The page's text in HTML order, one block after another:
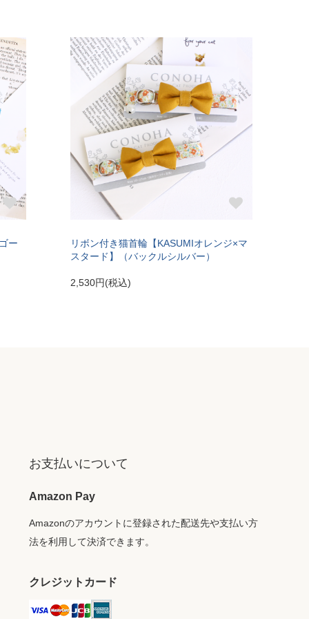
で28～37cmに調節可
7kg超えの大型の成猫
ー
リボン付き猫首輪【KASUMIオレンジ×マ
スタード】（バックルシルバー）
2,530円(税込)
お支払いについて
Amazon Pay
Amazonのアカウントに登録された配送先や支払い方
法を利用して決済できます。
クレジットカード